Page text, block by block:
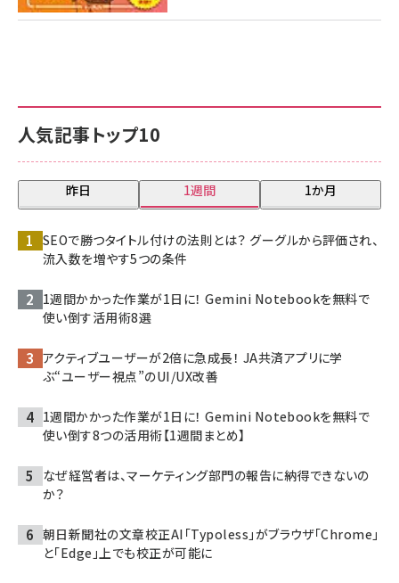
人気記事トップ10
昨日 1週間 1か月
SEOで勝つタイトル付けの法則とは？ グーグルから評価され、
流入数を増やす5つの条件
1週間かかった作業が1日に！ Gemini Notebookを無料で
使い倒す活用術8選
アクティブユーザーが2倍に急成長！ JA共済アプリに学
ぶ“ユーザー視点”のUI/UX改善
1週間かかった作業が1日に！ Gemini Notebookを無料で
使い倒す8つの活用術【1週間まとめ】
なぜ経営者は、マーケティング部門の報告に納得できないの
か？
朝日新聞社の文章校正AI「Typoless」がブラウザ「Chrome」
と「Edge」上でも校正が可能に